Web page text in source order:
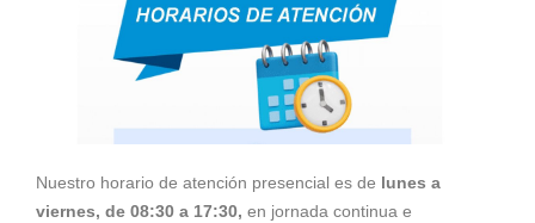
Nuestro horario de atención presencial es de lunes a
viernes, de 08:30 a 17:30, en jornada continua e